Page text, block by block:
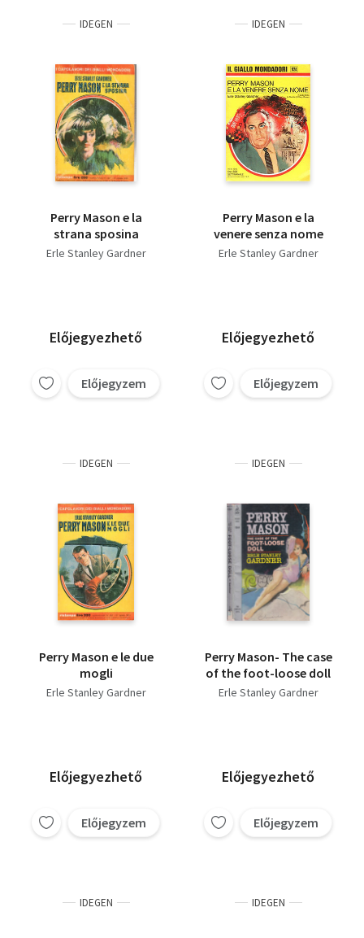
IDEGEN
Perry Mason e la
strana sposina
Erle Stanley Gardner
Előjegyezhető
Előjegyzem
IDEGEN
Perry Mason e la
venere senza nome
Erle Stanley Gardner
Előjegyezhető
Előjegyzem
IDEGEN
Perry Mason e le due
mogli
Erle Stanley Gardner
Előjegyezhető
Előjegyzem
IDEGEN
Perry Mason- The case
of the foot-loose doll
Erle Stanley Gardner
Előjegyezhető
Előjegyzem
IDEGEN IDEGEN